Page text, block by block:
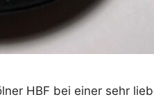
HBF bei einer sehr